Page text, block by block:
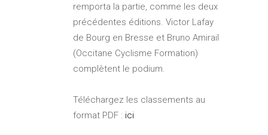
remporta la partie, comme les deux
précédentes éditions. Victor Lafay
de Bourg en Bresse et Bruno Amirail
(Occitane Cyclisme Formation)
complètent le podium.
Téléchargez les classements au
format PDF : ici